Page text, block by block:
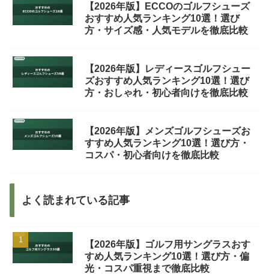
【2026年版】ECCOのゴルフシューズ
おすすめ人気ランキング10選！選び
方・サイズ感・人気モデルを徹底比較
【2026年版】レディースゴルフシュー
ズおすすめ人気ランキング10選！選び
方・おしゃれ・初心者向けを徹底比較
【2026年版】メンズゴルフシューズお
すすめ人気ランキング10選！選び方・
コスパ・初心者向けを徹底比較
よく読まれている記事
【2026年版】ゴルフ用サングラスおす
すめ人気ランキング10選！選び方・偏
光・コスパ重視まで徹底比較